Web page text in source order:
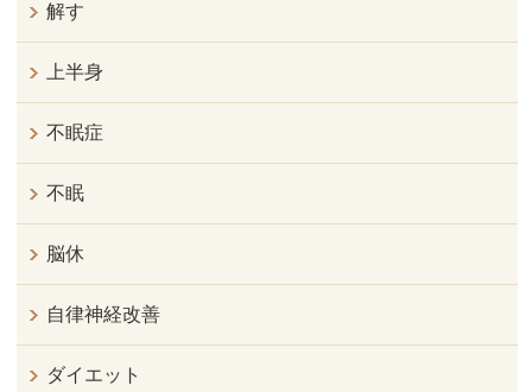
解す
上半身
不眠症
不眠
脳休
自律神経改善
ダイエット